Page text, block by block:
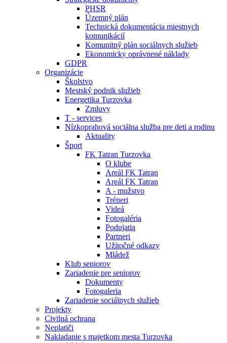
PHSR
Územný plán
Technická dokumentácia miestnych
komunikácií
Komunitný plán sociálnych služieb
Ekonomicky oprávnené náklady
GDPR
Organizácie
Školstvo
Mestský podnik služieb
Energetika Turzovka
Zmluvy
T - services
Nízkoprahová sociálna služba pre deti a rodinu
Aktuality
Šport
FK Tatran Turzovka
O klube
Areál FK Tatran
Areál FK Tatran
A - mužstvo
Tréneri
Videá
Fotogaléria
Podujatia
Partneri
Užitočné odkazy
Mládež
Klub seniorov
Zariadenie pre seniorov
Dokumenty
Fotogaleria
Zariadenie sociálnych služieb
Projekty
Civilná ochrana
Neplatiči
Nakladanie s majetkom mesta Turzovka